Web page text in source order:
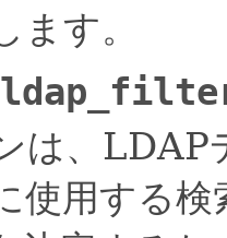
ます。
は、LDAP
使用する